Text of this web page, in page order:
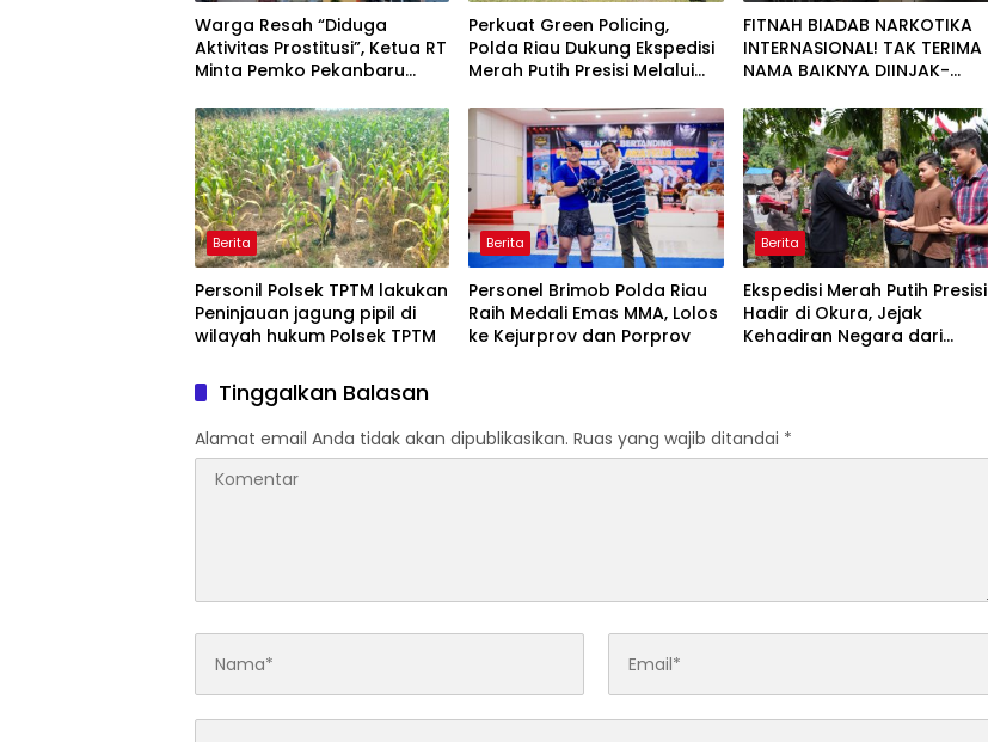
Warga Resah “Diduga
Aktivitas Prostitusi”, Ketua RT
Minta Pemko Pekanbaru
Aktivitas Z Homestay di
Jalan Tanjung Datuk
Perkuat Green Policing,
Polda Riau Dukung Ekspedisi
Merah Putih Presisi Melalui
Mangrove
FITNAH BIADAB NARKOTIKA
INTERNASIONAL! TAK TERIMA
NAMA BAIKNYA DIINJAK-
WAR: SIAP Bantai DAN SERET
AKUN PEMBUNUH KARAKTER
KE PENJARA POLDA KEPRI!
Berita
Personil Polsek TPTM lakukan
Peninjauan jagung pipil di
wilayah hukum Polsek TPTM
Berita
Personel Brimob Polda Riau
Raih Medali Emas MMA, Lolos
ke Kejurprov dan Porprov
Berita
Ekspedisi Merah Putih Presisi
Hadir di Okura, Jejak
Kehadiran Negara dari
Tinggalkan Balasan
Alamat email Anda tidak akan dipublikasikan. Ruas yang wajib ditandai *